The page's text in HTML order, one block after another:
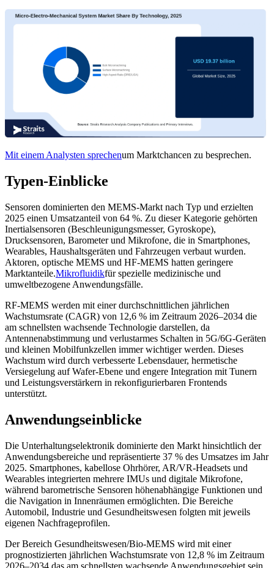
Mit einem Analysten sprechenum Marktchancen zu besprechen.
Typen-Einblicke
Sensoren dominierten den MEMS-Markt nach Typ und erzielten
2025 einen Umsatzanteil von 64 %. Zu dieser Kategorie gehörten
Inertialsensoren (Beschleunigungsmesser, Gyroskope),
Drucksensoren, Barometer und Mikrofone, die in Smartphones,
Wearables, Haushaltsgeräten und Fahrzeugen verbaut wurden.
Aktoren, optische MEMS und HF-MEMS hatten geringere
Marktanteile.Mikrofluidikfür spezielle medizinische und
umweltbezogene Anwendungsfälle.
RF-MEMS werden mit einer durchschnittlichen jährlichen
Wachstumsrate (CAGR) von 12,6 % im Zeitraum 2026–2034 die
am schnellsten wachsende Technologie darstellen, da
Antennenabstimmung und verlustarmes Schalten in 5G/6G-Geräten
und kleinen Mobilfunkzellen immer wichtiger werden. Dieses
Wachstum wird durch verbesserte Lebensdauer, hermetische
Versiegelung auf Wafer-Ebene und engere Integration mit Tunern
und Leistungsverstärkern in rekonfigurierbaren Frontends
unterstützt.
Anwendungseinblicke
Die Unterhaltungselektronik dominierte den Markt hinsichtlich der
Anwendungsbereiche und repräsentierte 37 % des Umsatzes im Jahr
2025. Smartphones, kabellose Ohrhörer, AR/VR-Headsets und
Wearables integrierten mehrere IMUs und digitale Mikrofone,
während barometrische Sensoren höhenabhängige Funktionen und
die Navigation in Innenräumen ermöglichten. Die Bereiche
Automobil, Industrie und Gesundheitswesen folgten mit jeweils
eigenen Nachfrageprofilen.
Der Bereich Gesundheitswesen/Bio-MEMS wird mit einer
prognostizierten jährlichen Wachstumsrate von 12,8 % im Zeitraum
2026–2034 das am schnellsten wachsende Anwendungsgebiet sein.